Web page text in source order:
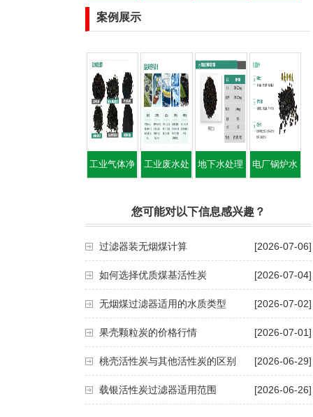
案例展示
工业气体净 工业废水处
滤料
地下水处理
料
电厂锅炉水
您可能对以下信息感兴趣？
[2026-07-06]
过滤器装无烟煤计算
[2026-07-04]
如何选择优质煤基活性炭
[2026-07-02]
无烟煤过滤器适用的水质类型
[2026-07-01]
果壳颗粒炭的价格行情
[2026-06-29]
桃壳活性炭与其他活性炭的区别
[2026-06-26]
载银活性炭过滤器适用范围